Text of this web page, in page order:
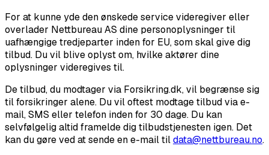
For at kunne yde den ønskede service videregiver eller
overlader Nettbureau AS dine personoplysninger til
uafhængige tredjeparter inden for EU, som skal give dig
tilbud. Du vil blive oplyst om, hvilke aktører dine
oplysninger videregives til.
De tilbud, du modtager via Forsikring.dk, vil begrænse sig
til forsikringer alene. Du vil oftest modtage tilbud via e-
mail, SMS eller telefon inden for 30 dage. Du kan
selvfølgelig altid framelde dig tilbudstjenesten igen. Det
kan du gøre ved at sende en e-mail tildata@nettbureau.no.